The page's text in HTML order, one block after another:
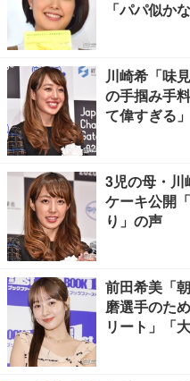
「パパ似か
川崎希「味
の手掴み手
て偉すぎる
3児の母・川
ケーキ公開
り」の声
前田希美「
磨選手のた
リート」「